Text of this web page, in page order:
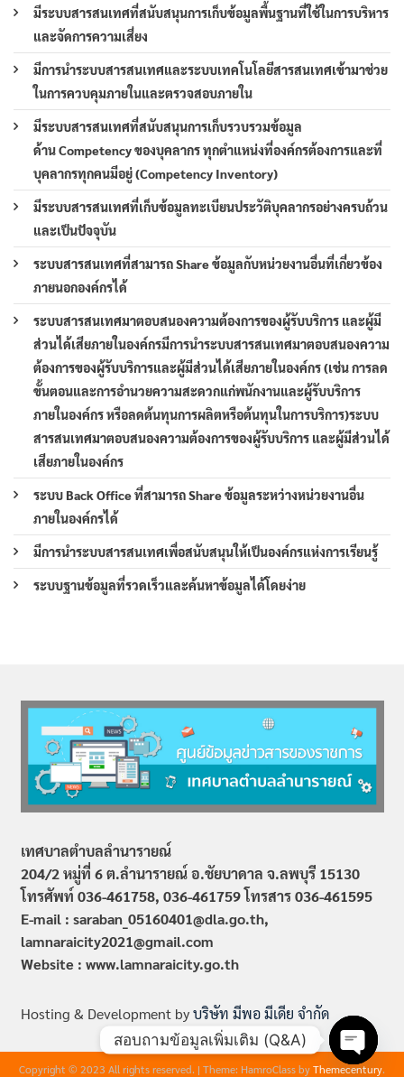
มีระบบสารสนเทศที่สนับสนุนการเก็บข้อมูลพื้นฐานที่ใช้ในการบริหาร
และจัดการความเสี่ยง
มีการนำระบบสารสนเทศและระบบเทคโนโลยีสารสนเทศเข้ามาช่วย
ในการควบคุมภายในและตรวจสอบภายใน
มีระบบสารสนเทศที่สนับสนุนการเก็บรวบรวมข้อมูล
ด้าน Competency ของบุคลากร ทุกตำแหน่งที่องค์กรต้องการและที่
บุคลากรทุกคนมีอยู่ (Competency Inventory)
มีระบบสารสนเทศที่เก็บข้อมูลทะเบียนประวัติบุคลากรอย่างครบถ้วน
และเป็นปัจจุบัน
ระบบสารสนเทศที่สามารถ Share ข้อมูลกับหน่วยงานอื่นที่เกี่ยวข้อง
ภายนอกองค์กรได้
ระบบสารสนเทศมาตอบสนองความต้องการของผู้รับบริการ และผู้มี
ส่วนได้เสียภายในองค์กรมีการนำระบบสารสนเทศมาตอบสนองความ
ต้องการของผู้รับบริการและผู้มีส่วนได้เสียภายในองค์กร (เช่น การลด
ขั้นตอนและการอำนวยความสะดวกแก่พนักงานและผู้รับบริการ
ภายในองค์กร หรือลดต้นทุนการผลิตหรือต้นทุนในการบริการ)ระบบ
สารสนเทศมาตอบสนองความต้องการของผู้รับบริการ และผู้มีส่วนได้
เสียภายในองค์กร
ระบบ Back Office ที่สามารถ Share ข้อมูลระหว่างหน่วยงานอื่น
ภายในองค์กรได้
มีการนำระบบสารสนเทศเพื่อสนับสนุนให้เป็นองค์กรแห่งการเรียนรู้
ระบบฐานข้อมูลที่รวดเร็วและค้นหาข้อมูลได้โดยง่าย
เทศบาลตำบลลำนารายณ์
204/2 หมู่ที่ 6 ต.ลำนารายณ์ อ.ชัยบาดาล จ.ลพบุรี 15130
โทรศัพท์ 036-461758, 036-461759 โทรสาร 036-461595
E-mail : saraban_05160401@dla.go.th,
lamnaraicity2021@gmail.com
Website : www.lamnaraicity.go.th
Hosting & Development byบริษัท มีพอ มีเดีย จำกัด
Copyright © 2023 All rights reserved. | Theme: HamroClass byThemecentury.
สอบถามข้อมูลเพิ่มเติม (Q&A)
Open